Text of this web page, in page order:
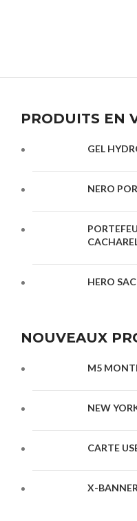
PRODUITS EN
GEL
NERO
HERO
NOUVEAUX
M5
NEW
CARTE
X-